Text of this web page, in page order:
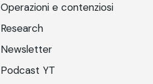
Operazioni e contenziosi
Research
Newsletter
Podcast YT